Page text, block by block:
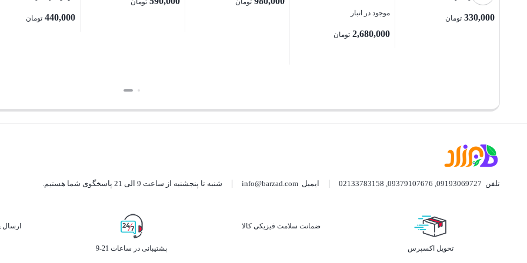
330,000 تومان
Hydrating Foundation
موجود در انبار
2,680,000 تومان
تومان تومان
440,000 تومان
تلفن 09193069727
,
09379107676
,
02133783158 ایمیلinfo@barzad.com شنبه تا پنجشنبه از ساعت 9 الی 21 پاسخگوی شما هستیم.
تحویل اکسپرس
ضمانت سلامت فیزیکی کالا
پشتیبانی در ساعات 21-9